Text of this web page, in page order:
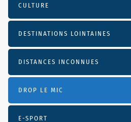
CULTURE
DESTINATIONS LOINTAINES
DISTANCES INCONNUES
DROP LE MIC
E-SPORT